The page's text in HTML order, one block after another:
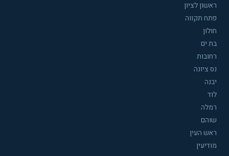
ראשון לציון
פתח תקווה
חולון
בת ים
רחובות
נס ציונה
יבנה
לוד
רמלה
שוהם
ראש העין
מודיעין